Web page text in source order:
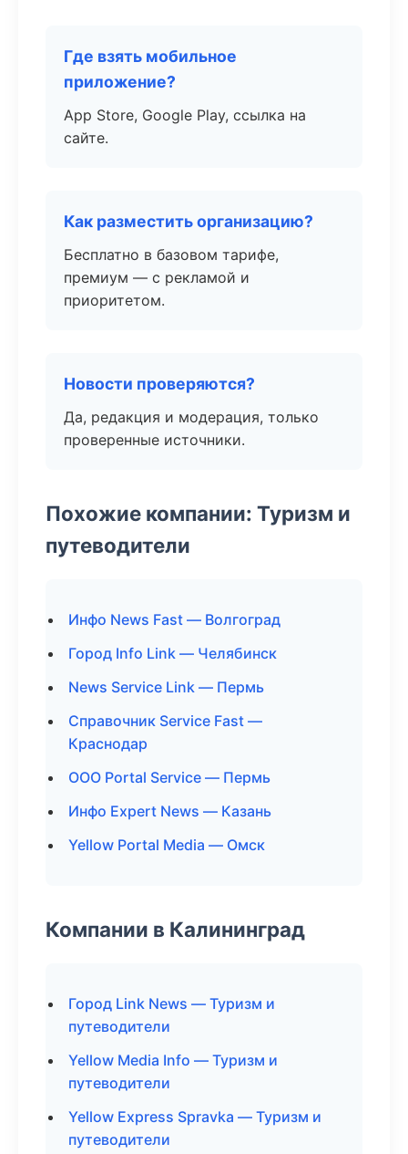
Где взять мобильное
приложение?
App Store, Google Play, ссылка на
сайте.
Как разместить организацию?
Бесплатно в базовом тарифе,
премиум — с рекламой и
приоритетом.
Новости проверяются?
Да, редакция и модерация, только
проверенные источники.
Похожие компании: Туризм и
путеводители
Инфо News Fast — Волгоград
Город Info Link — Челябинск
News Service Link — Пермь
Справочник Service Fast —
Краснодар
ООО Portal Service — Пермь
Инфо Expert News — Казань
Yellow Portal Media — Омск
Компании в Калининград
Город Link News — Туризм и
путеводители
Yellow Media Info — Туризм и
путеводители
Yellow Express Spravka — Туризм и
путеводители